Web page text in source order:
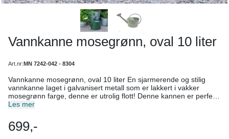
Vannkanne mosegrønn, oval 10 liter
Art.nr:MN 7242-042 - 8304
Vannkanne mosegrønn, oval 10 liter En sjarmerende og stilig
vannkanne laget i galvanisert metall som er lakkert i vakker
mosegrønn farge, denne er utrolig flott! Denne kannen er perfekt
å vanne plantene på balkongen eller hagen. Mål: Antall liter: 10
36 cm Lengde: 31 cm Lengde med tut og håndtak: 55 cm Lengde
Les mer
699,-